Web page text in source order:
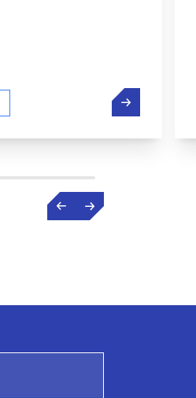
15 家新創公